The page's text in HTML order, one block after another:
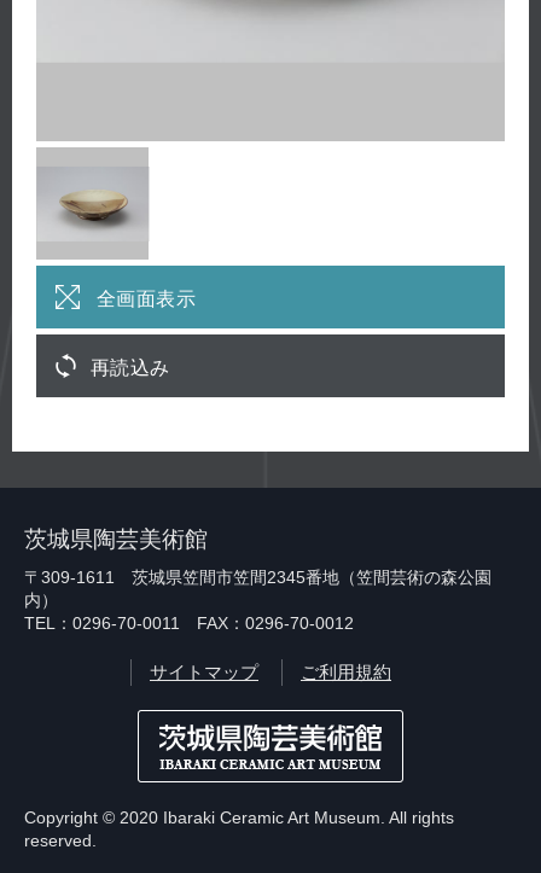
全画面表示
再読込み
茨城県陶芸美術館
〒309-1611 茨城県笠間市笠間2345番地（笠間芸術の森公園
内）
TEL：0296-70-0011 FAX：0296-70-0012
サイトマップ ご利用規約
Copyright © 2020 Ibaraki Ceramic Art Museum. All rights
reserved.